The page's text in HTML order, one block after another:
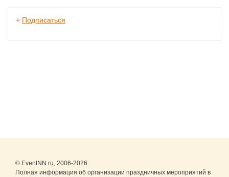
+ Подписаться
© EventNN.ru, 2006-2026
Полная информация об организации праздничных мероприятий в